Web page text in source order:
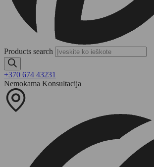
Products search
+370 674 43231
Nemokama Konsultacija